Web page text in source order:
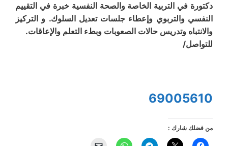
دكتورة في التربية الخاصة والصحة النفسية خبرة في التقييم
النفسي والتربوي وإعطاء جلسات تعديل السلوك. و التركيز
والانتباه وتدريس حالات الصعوبات وبطء التعلم والإعاقات.
للتواصل/
69005610
من فضلك شارك :